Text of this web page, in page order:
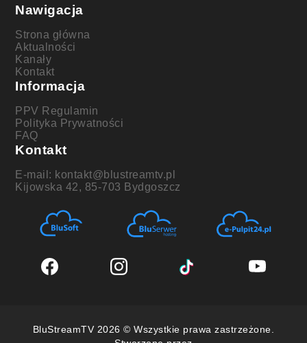
Nawigacja
Strona główna
Aktualności
Kanały
Kontakt
Informacja
PPV Regulamin
Polityka Prywatności
FAQ
Kontakt
E-mail: kontakt@blustreamtv.pl
Kijowska 42, 85-703 Bydgoszcz
BluStreamTV 2026 © Wszystkie prawa zastrzeżone.